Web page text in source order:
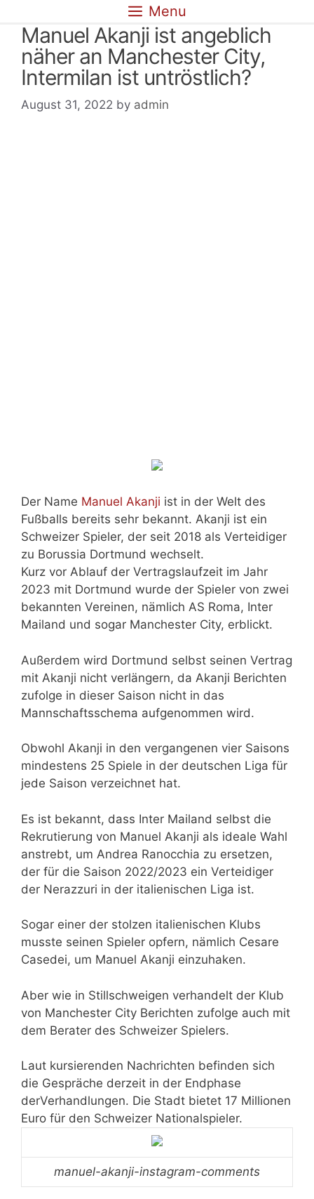
content
Menu
Manuel Akanji ist angeblich
näher an Manchester City,
Intermilan ist untröstlich?
August 31, 2022 by admin
Der Name Manuel Akanji ist in der Welt des
Fußballs bereits sehr bekannt. Akanji ist ein
Schweizer Spieler, der seit 2018 als Verteidiger
zu Borussia Dortmund wechselt.
Kurz vor Ablauf der Vertragslaufzeit im Jahr
2023 mit Dortmund wurde der Spieler von zwei
bekannten Vereinen, nämlich AS Roma, Inter
Mailand und sogar Manchester City, erblickt.
Außerdem wird Dortmund selbst seinen Vertrag
mit Akanji nicht verlängern, da Akanji Berichten
zufolge in dieser Saison nicht in das
Mannschaftsschema aufgenommen wird.
Obwohl Akanji in den vergangenen vier Saisons
mindestens 25 Spiele in der deutschen Liga für
jede Saison verzeichnet hat.
Es ist bekannt, dass Inter Mailand selbst die
Rekrutierung von Manuel Akanji als ideale Wahl
anstrebt, um Andrea Ranocchia zu ersetzen,
der für die Saison 2022/2023 ein Verteidiger
der Nerazzuri in der italienischen Liga ist.
Sogar einer der stolzen italienischen Klubs
musste seinen Spieler opfern, nämlich Cesare
Casedei, um Manuel Akanji einzuhaken.
Aber wie in Stillschweigen verhandelt der Klub
von Manchester City Berichten zufolge auch mit
dem Berater des Schweizer Spielers.
Laut kursierenden Nachrichten befinden sich
die Gespräche derzeit in der Endphase
derVerhandlungen. Die Stadt bietet 17 Millionen
Euro für den Schweizer Nationalspieler.
manuel-akanji-instagram-comments